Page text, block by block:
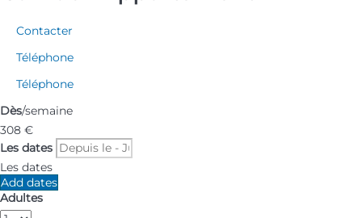
Contacter
Téléphone
Téléphone
Dès/semaine
308 €
Les dates
Les dates
Add dates
Adultes